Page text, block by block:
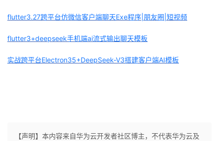
flutter3.27跨平台仿微信客户端聊天Exe程序|朋友圈|短视频
flutter3+deepseek手机端ai流式输出聊天模板
实战跨平台Electron35+DeepSeek-V3搭建客户端AI模板
【声明】本内容来自华为云开发者社区博主，不代表华为云及